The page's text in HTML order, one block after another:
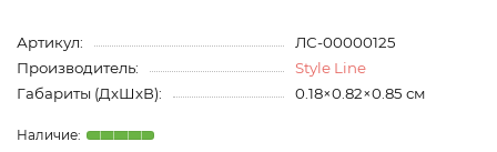
Артикул:
ЛС-00000125
Производитель:
Style Line
Габариты (ДхШхВ):
0.18×0.82×0.85 см